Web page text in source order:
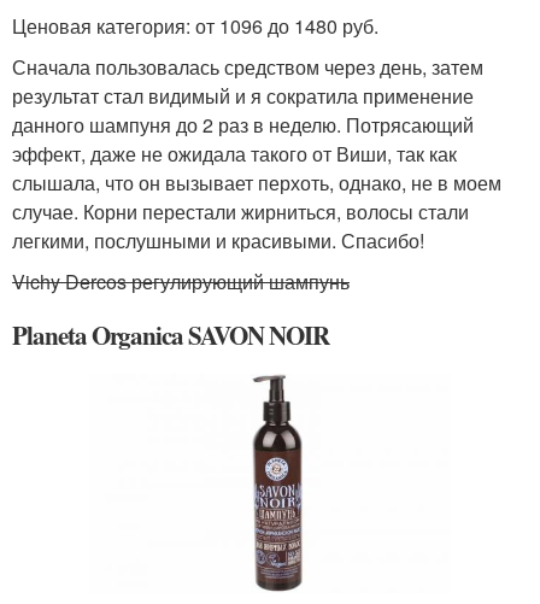
Ценовая категория: от 1096 до 1480 руб.
Сначала пользовалась средством через день, затем
результат стал видимый и я сократила применение
данного шампуня до 2 раз в неделю. Потрясающий
эффект, даже не ожидала такого от Виши, так как
слышала, что он вызывает перхоть, однако, не в моем
случае. Корни перестали жирниться, волосы стали
легкими, послушными и красивыми. Спасибо!
Vichy Dercos регулирующий шампунь
Planeta Organica SAVON NOIR